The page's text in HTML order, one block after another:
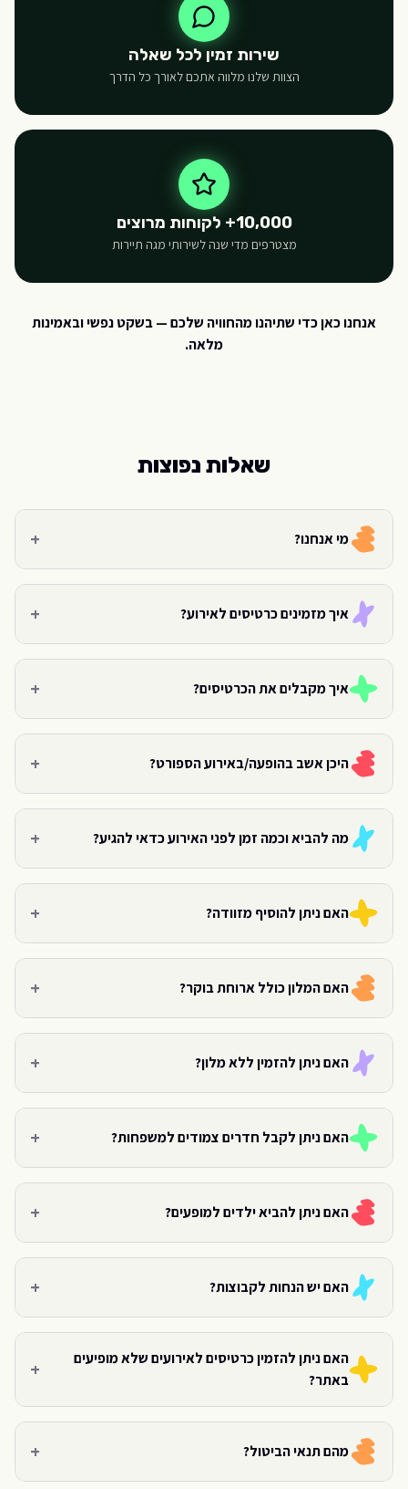
שירות זמין לכל שאלה
הצוות שלנו מלווה אתכם לאורך כל הדרך
10,000+ לקוחות מרוצים
מצטרפים מדי שנה לשירותי מגה תיירות
אנחנו כאן כדי שתיהנו מהחוויה שלכם — בשקט נפשי ובאמינות
מלאה.
שאלות נפוצות
מי אנחנו? +
איך מזמינים כרטיסים לאירוע? +
איך מקבלים את הכרטיסים? +
היכן אשב בהופעה/באירוע הספורט? +
מה להביא וכמה זמן לפני האירוע כדאי להגיע? +
האם ניתן להוסיף מזוודה? +
האם המלון כולל ארוחת בוקר? +
האם ניתן להזמין ללא מלון? +
האם ניתן לקבל חדרים צמודים למשפחות? +
האם ניתן להביא ילדים למופעים? +
האם יש הנחות לקבוצות? +
האם ניתן להזמין כרטיסים לאירועים שלא מופיעים
באתר?
+
מהם תנאי הביטול? +